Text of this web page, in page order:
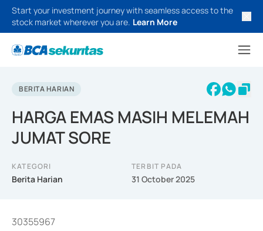
Start your investment journey with seamless access to the
stock market wherever you are. Learn More
BERITA HARIAN
HARGA EMAS MASIH MELEMAH
JUMAT SORE
KATEGORI
Berita Harian
TERBIT PADA
31 October 2025
30355967